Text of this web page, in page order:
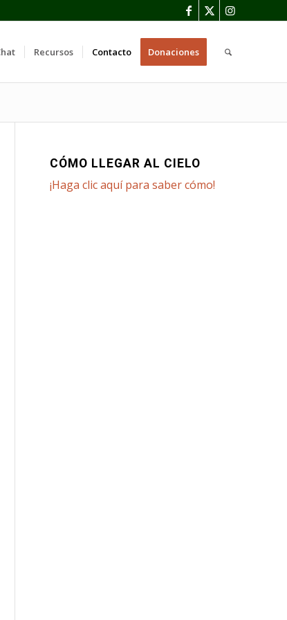
Recursos Contacto Donaciones
CÓMO LLEGAR AL CIELO
¡Haga clic aquí para saber cómo!